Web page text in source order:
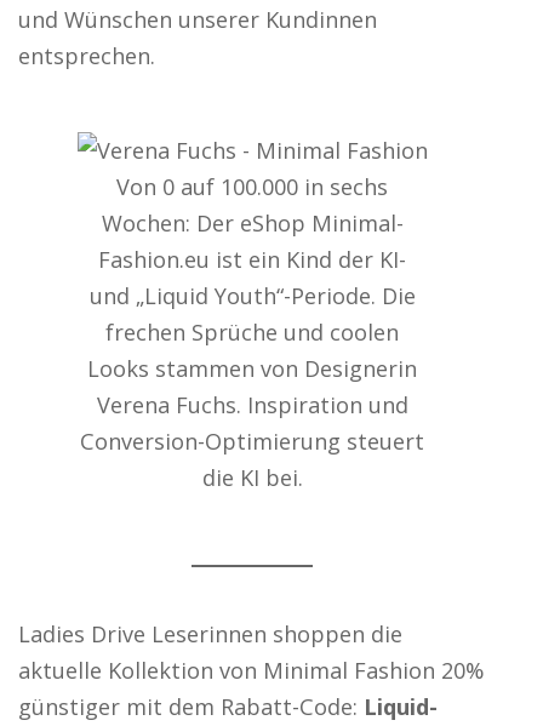
und Wünschen unserer Kundinnen
entsprechen.
Von 0 auf 100.000 in sechs
Wochen: Der eShop Minimal-
Fashion.eu ist ein Kind der KI-
und „Liquid Youth“-Periode. Die
frechen Sprüche und coolen
Looks stammen von Designerin
Verena Fuchs. Inspiration und
Conversion-Optimierung steuert
die KI bei.
Ladies Drive Leserinnen shoppen die
aktuelle Kollektion von Minimal Fashion 20%
günstiger mit dem Rabatt-Code: Liquid-